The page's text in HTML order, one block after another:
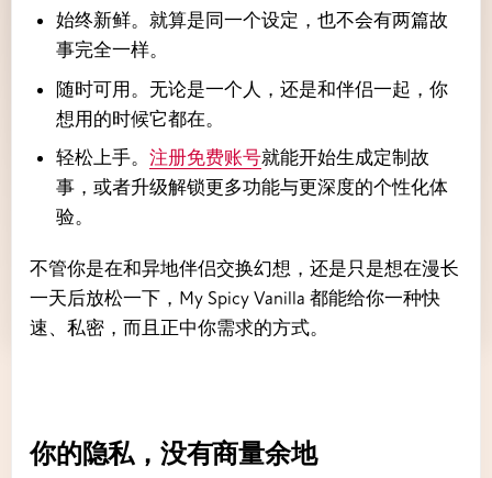
始终新鲜。就算是同一个设定，也不会有两篇故
事完全一样。
随时可用。无论是一个人，还是和伴侣一起，你
想用的时候它都在。
轻松上手。 注册免费账号就能开始生成定制故
事，或者升级解锁更多功能与更深度的个性化体
验。
不管你是在和异地伴侣交换幻想，还是只是想在漫长
一天后放松一下，My Spicy Vanilla 都能给你一种快
速、私密，而且正中你需求的方式。
你的隐私，没有商量余地